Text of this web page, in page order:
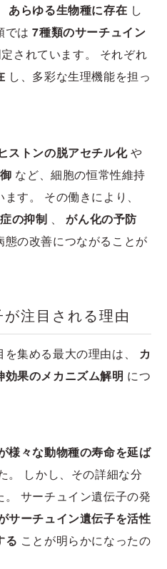
あらゆる生物種に存在 し
では7種類のサーチュイン
されています。 それぞれ
し、多彩な生理機能を担っ
ヒストンの脱アセチル化や
など、細胞の恒常性維持
す。 その働きにより、
の抑制 、がん化の予防
の改善につながることが
注目される理由
集める最大の理由は、 カ
効果のメカニズム解明 につ
様々な動物種の寿命を延ば
。 しかし、その詳細な分
サーチュイン遺伝子の発
サーチュイン遺伝子を活性
る ことが明らかになったの